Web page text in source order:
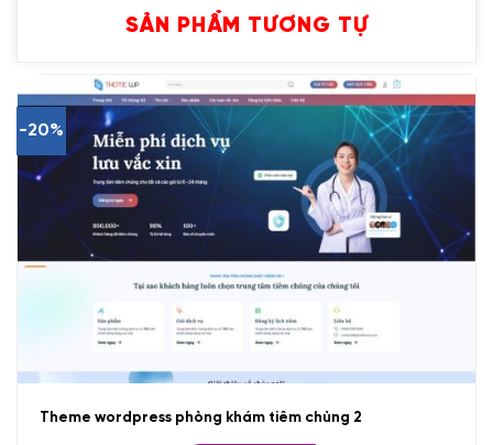
SẢN PHẨM TƯƠNG TỰ
-20%
Theme wordpress phòng khám tiêm chủng 2